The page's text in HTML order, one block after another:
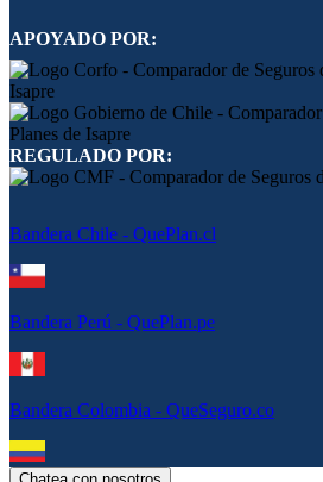
APOYADO POR:
REGULADO POR:
Bandera Chile - QuePlan.cl
Bandera Perú - QuePlan.pe
Bandera Colombia - QueSeguro.co